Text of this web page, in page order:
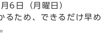
6日（月曜日）
ため、できるだけ早め